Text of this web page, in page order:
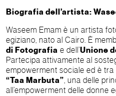
Biografia dell’artista:
Waseem Emam è un artista
egiziano, nato al Cairo. È
di Fotografia e dell’Unione
Partecipa attivamente al
empowerment sociale ed è
“Taa Marbuta”, una delle
all’empowerment delle donne